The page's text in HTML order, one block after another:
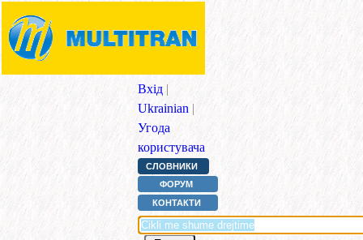
Вхід |
Ukrainian |
Угода
користувача
СЛОВНИКИ
ФОРУМ
КОНТАКТИ